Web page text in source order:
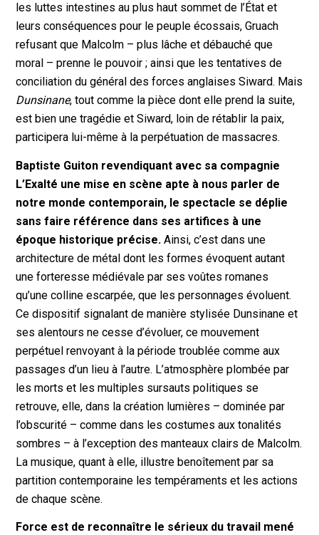
les luttes intestines au plus haut sommet de l’État et
leurs conséquences pour le peuple écossais, Gruach
refusant que Malcolm – plus lâche et débauché que
moral – prenne le pouvoir ; ainsi que les tentatives de
conciliation du général des forces anglaises Siward. Mais
Dunsinane, tout comme la pièce dont elle prend la suite,
est bien une tragédie et Siward, loin de rétablir la paix,
participera lui-même à la perpétuation de massacres.
Baptiste Guiton revendiquant avec sa compagnie
L’Exalté une mise en scène apte à nous parler de
notre monde contemporain, le spectacle se déplie
sans faire référence dans ses artifices à une
époque historique précise. Ainsi, c’est dans une
architecture de métal dont les formes évoquent autant
une forteresse médiévale par ses voûtes romanes
qu’une colline escarpée, que les personnages évoluent.
Ce dispositif signalant de manière stylisée Dunsinane et
ses alentours ne cesse d’évoluer, ce mouvement
perpétuel renvoyant à la période troublée comme aux
passages d’un lieu à l’autre. L’atmosphère plombée par
les morts et les multiples sursauts politiques se
retrouve, elle, dans la création lumières – dominée par
l’obscurité – comme dans les costumes aux tonalités
sombres – à l’exception des manteaux clairs de Malcolm.
La musique, quant à elle, illustre benoîtement par sa
partition contemporaine les tempéraments et les actions
de chaque scène.
Force est de reconnaître le sérieux du travail mené